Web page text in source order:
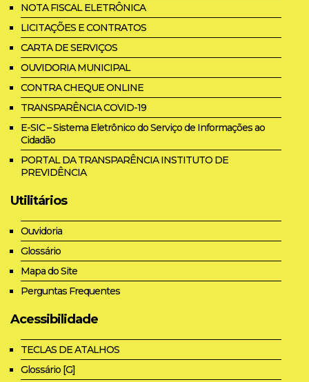
NOTA FISCAL ELETRÔNICA
LICITAÇÕES E CONTRATOS
CARTA DE SERVIÇOS
OUVIDORIA MUNICIPAL
CONTRA CHEQUE ONLINE
TRANSPARÊNCIA COVID-19
E-SIC – Sistema Eletrônico do Serviço de Informações ao
Cidadão
PORTAL DA TRANSPARÊNCIA INSTITUTO DE
PREVIDÊNCIA
Utilitários
Ouvidoria
Glossário
Mapa do Site
Perguntas Frequentes
Acessibilidade
TECLAS DE ATALHOS
Glossário [G]